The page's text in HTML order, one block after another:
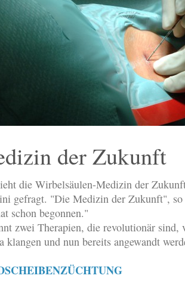
der Zukunft
die Wirbelsäulen-Medizin der
gefragt. "Die Medizin der Zukunft",
schon begonnen."
zwei Therapien, die revolutionär sind,
klangen und nun bereits angewandt